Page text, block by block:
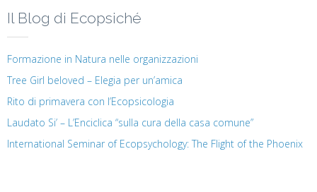
Il Blog di Ecopsiché
Formazione in Natura nelle organizzazioni
Tree Girl beloved – Elegia per un’amica
Rito di primavera con l’Ecopsicologia
Laudato Si’ – L’Enciclica “sulla cura della casa comune”
International Seminar of Ecopsychology: The Flight of the Phoenix